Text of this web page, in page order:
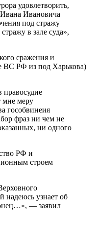
удовлетворить,
Ивановича
под стражу
в зале суда»,
сражения и
ВС РФ из под Харькова)
правосудие
мне меру
гособвинеия
фраз ни чем не
ни одного
РФ и
строем
надеюсь узнает об
— заявил